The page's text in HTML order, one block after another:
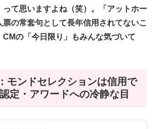
って思いますよね（笑）。「アットホー
票の常套句として長年信用されてないこ
CMの「今日限り」もみんな気づいて
モンドセレクションは信用で
定・アワードへの冷静な目